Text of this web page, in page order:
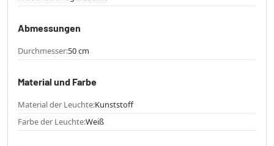
Abmessungen
Durchmesser:50 cm
Material und Farbe
Material der Leuchte:Kunststoff
Farbe der Leuchte:Weiß